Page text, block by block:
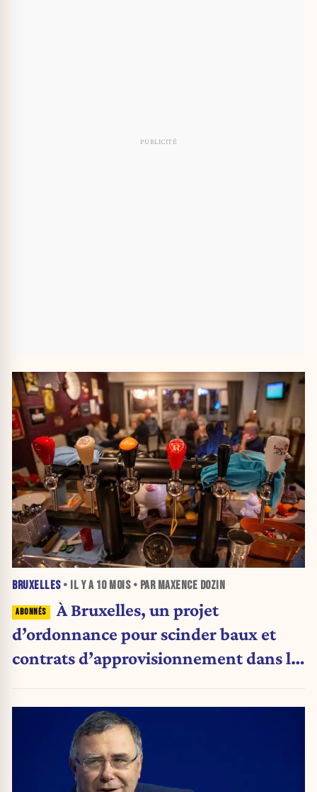
BRUXELLES• IL Y A 10 MOIS• PAR MAXENCE DOZIN
À Bruxelles, un projet
d’ordonnance pour scinder baux et
contrats d’approvisionnement dans le